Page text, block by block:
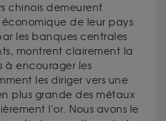
chinois demeurent
de leur pays.
les banques centrales
montrent clairement la
à encourager les
les diriger vers une
plus grande des métaux
l'or. Nous avons le